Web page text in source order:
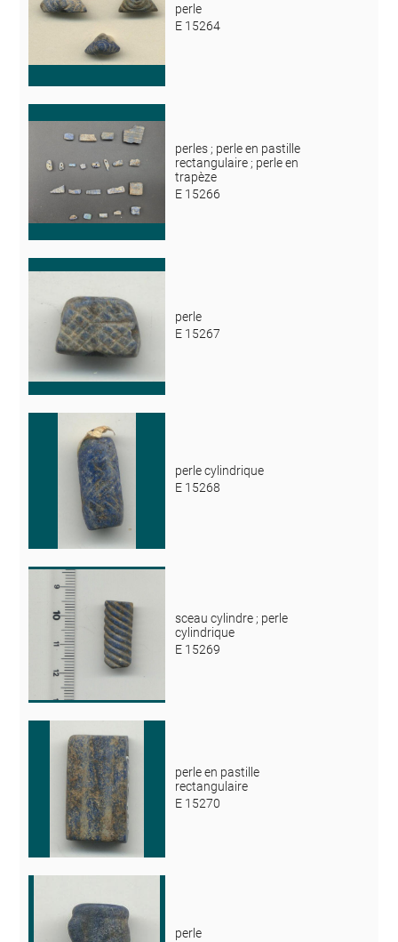
perle
E 15264
perles ; perle en pastille
rectangulaire ; perle en
trapèze
E 15266
perle
E 15267
perle cylindrique
E 15268
sceau cylindre ; perle
cylindrique
E 15269
perle en pastille
rectangulaire
E 15270
perle